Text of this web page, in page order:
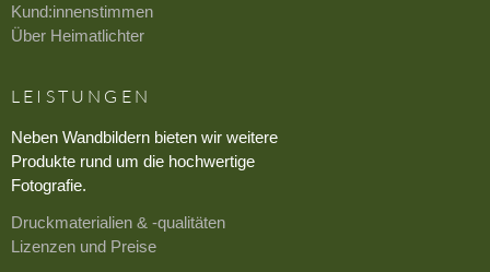
Kund:innenstimmen
Über Heimatlichter
LEISTUNGEN
Neben Wandbildern bieten wir weitere
Produkte rund um die hochwertige
Fotografie.
Druckmaterialien & -qualitäten
Lizenzen und Preise